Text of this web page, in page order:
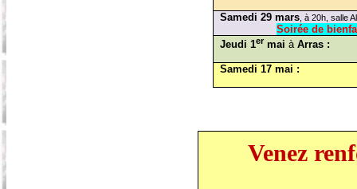
Samedi 29 mars , à 20h, salle
Soirée de
Jeudi 1er mai àArras :
Samedi 17 mai :
Venez